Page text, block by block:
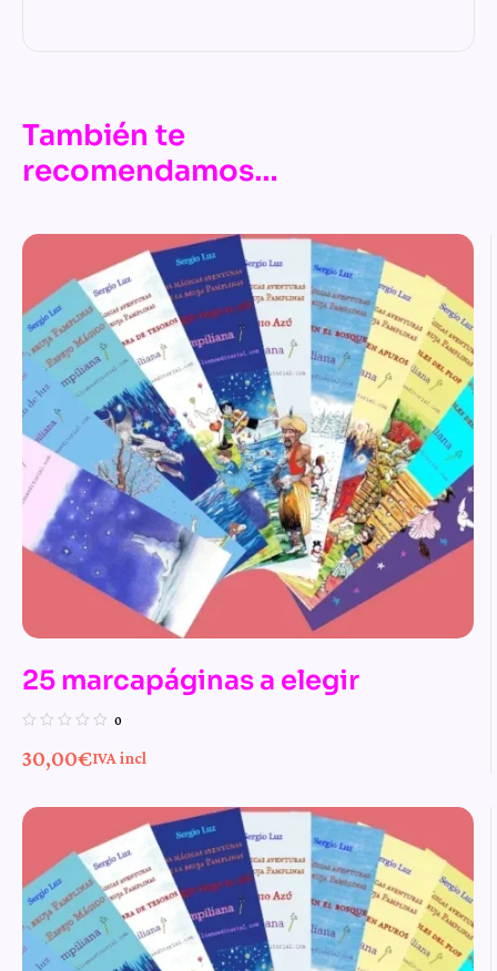
También te
recomendamos…
25 marcapáginas a elegir
0
30,00€IVA incl